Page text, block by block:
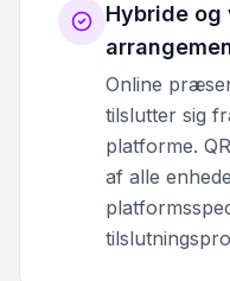
Hybride og
Online
tilslutter sig
platforme.
af alle